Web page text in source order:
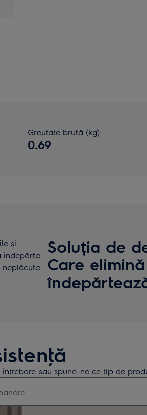
Greutate brută (kg)
0.69
Soluția de
Care
și
îndepărta
neplăcute
sau spune-ne ce tip de